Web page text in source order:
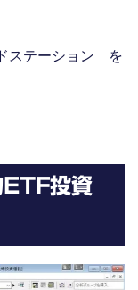
ステーション を
ETF投資